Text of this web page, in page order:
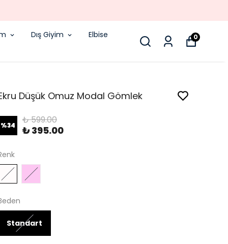
VERILEN SIPARIŞLER AYNI GÜN KARGODA!
Dış Giyim
Elbise
0
Düşük Omuz Modal Gömlek
%34 ₺ 599.00
₺ 395.00
Standart